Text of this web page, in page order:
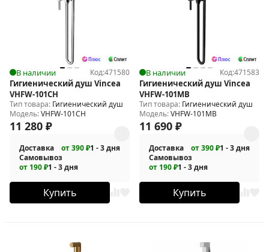
В наличии Код:471580
Гигиенический душ Vincea
VHFW-101CH
Тип товара: Гигиенический душ
Модель:VHFW-101CH
11 280 ₽
Доставка от 390 ₽1 - 3 дня
Самовывоз
от 190 ₽1 - 3 дня
Купить
В наличии Код:471583
Гигиенический душ Vincea
VHFW-101MB
Тип товара: Гигиенический душ
Модель:VHFW-101MB
11 690 ₽
Доставка от 390 ₽1 - 3 дня
Самовывоз
от 190 ₽1 - 3 дня
Купить